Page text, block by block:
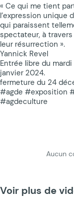
« Ce qui me tient
l’expression unique
qui paraissent
spectateur, à
leur résurrection ».
Yannick Revel
Entrée libre du
janvier 2024.
fermeture du 24
#agde #exposition
#agdeculture
Aucun
Voir plus de